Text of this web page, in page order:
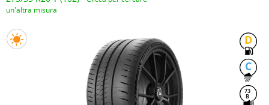
un'altra misura
D
C
73
B